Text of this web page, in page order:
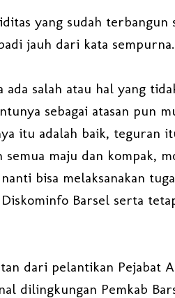
yang sudah
jauh dari kata sempurna.
salah atau hal yang
sebagai atasan pun
itu adalah baik, teguran
maju dan kompak,
bisa melaksanakan
Barsel serta
dari pelantikan Pejabat
dilingkungan Pemkab